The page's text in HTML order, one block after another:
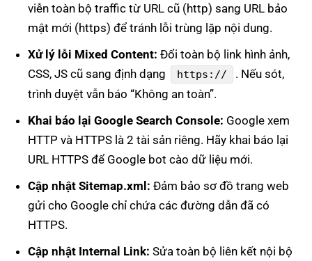
viễn toàn bộ traffic từ URL cũ (http) sang URL bảo
mật mới (https) để tránh lỗi trùng lặp nội dung.
Xử lý lỗi Mixed Content: Đổi toàn bộ link hình ảnh,
CSS, JS cũ sang định dạng
https://
. Nếu sót,
trình duyệt vẫn báo “Không an toàn”.
Khai báo lại Google Search Console: Google xem
HTTP và HTTPS là 2 tài sản riêng. Hãy khai báo lại
URL HTTPS để Google bot cào dữ liệu mới.
Cập nhật Sitemap.xml: Đảm bảo sơ đồ trang web
gửi cho Google chỉ chứa các đường dẫn đã có
HTTPS.
Cập nhật Internal Link: Sửa toàn bộ liên kết nội bộ